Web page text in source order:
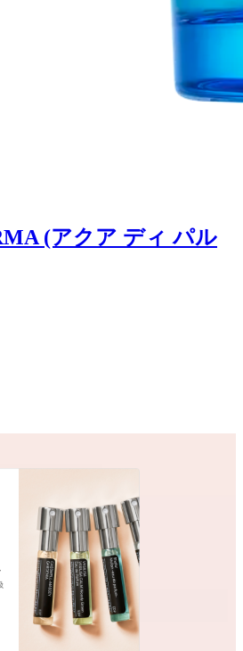
(アクア ディ パル